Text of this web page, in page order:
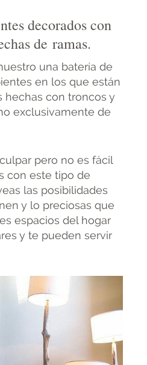
decorados con
de ramas.
una batería de
en los que están
hechas con troncos y
exclusivamente de
pero no es fácil
con este tipo de
las posibilidades
y lo preciosas que
espacios del hogar
y te pueden servir